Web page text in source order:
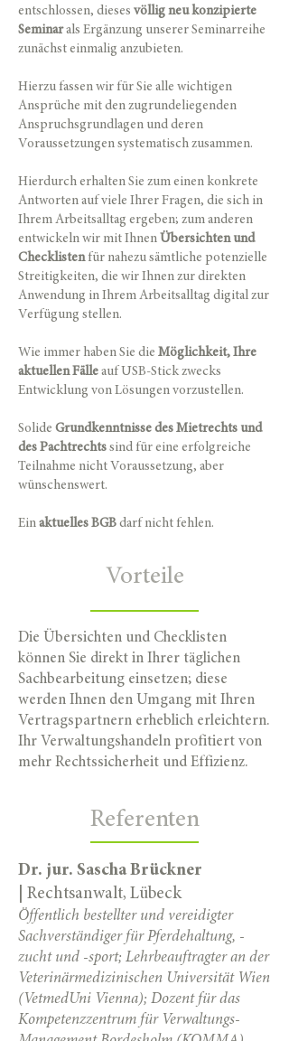
entschlossen, dieses völlig neu konzipierte
Seminarals Ergänzung unserer Seminarreihe
zunächst einmalig anzubieten.
Hierzu fassen wir für Sie alle wichtigen
Ansprüche mit den zugrundeliegenden
Anspruchsgrundlagen und deren
Voraussetzungen systematisch zusammen.
Hierdurch erhalten Sie zum einen konkrete
Antworten auf viele Ihrer Fragen, die sich in
Ihrem Arbeitsalltag ergeben; zum anderen
entwickeln wir mit Ihnen Übersichten und
Checklisten für nahezu sämtliche potenzielle
Streitigkeiten, die wir Ihnen zur direkten
Anwendung in Ihrem Arbeitsalltag digital zur
Verfügung stellen.
Wie immer haben Sie die Möglichkeit, Ihre
aktuellen Fälle auf USB-Stick zwecks
Entwicklung von Lösungen vorzustellen.
Solide Grundkenntnisse des Mietrechts und
des Pachtrechts sind für eine erfolgreiche
Teilnahme nicht Voraussetzung, aber
wünschenswert.
Ein aktuelles BGB darf nicht fehlen.
Vorteile
Die Übersichten und Checklisten
können Sie direkt in Ihrer täglichen
Sachbearbeitung einsetzen; diese
werden Ihnen den Umgang mit Ihren
Vertragspartnern erheblich erleichtern.
Ihr Verwaltungshandeln profitiert von
mehr Rechtssicherheit und Effizienz.
Referenten
Dr. jur. Sascha Brückner
Rechtsanwalt, Lübeck
Öffentlich bestellter und vereidigter
Sachverständiger für Pferdehaltung, -
zucht und -sport; Lehrbeauftragter an der
Veterinärmedizinischen Universität Wien
(VetmedUni Vienna); Dozent für das
Kompetenzzentrum für Verwaltungs-